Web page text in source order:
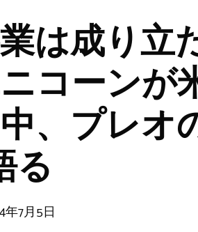
は成り立
コーンが
、プレオ
る
年7月5日